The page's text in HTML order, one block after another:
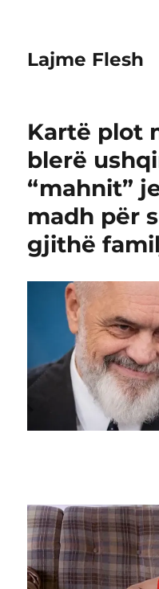
Lajme Flesh
Kartë plot
blerë
“mahnit”
madh për
gjithë